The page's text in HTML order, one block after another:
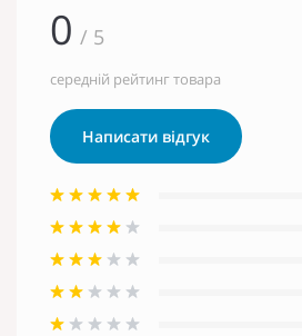
0 / 5
середній рейтинг товара
Написати відгук